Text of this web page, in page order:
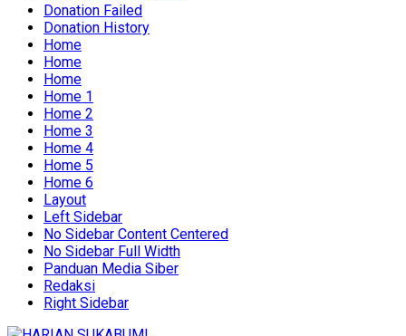
Donation Failed
Donation History
Home
Home
Home
Home 1
Home 2
Home 3
Home 4
Home 5
Home 6
Layout
Left Sidebar
No Sidebar Content Centered
No Sidebar Full Width
Panduan Media Siber
Redaksi
Right Sidebar